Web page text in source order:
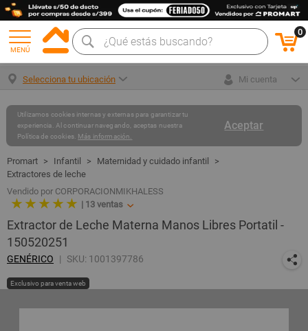
MENÚ
0
Selecciona tu ubicación Mi cuenta
Aceptar
Utilizamos cookies internas y externas para garantizar tu
experiencia. Al continuar navegando, aceptas nuestra
Política de cookies. Más información.
Infantil
Maternidad y cuidado infantil
Extractores de leche
Vendido por CORPORACIONMIKHALESS
★ ★ ★ ★ ★ | 13 ventas
Extractor de Leche Materna Manos Libres Portatil -
150520251
GENÉRICO SKU: 1001397786
Exclusivo para venta web